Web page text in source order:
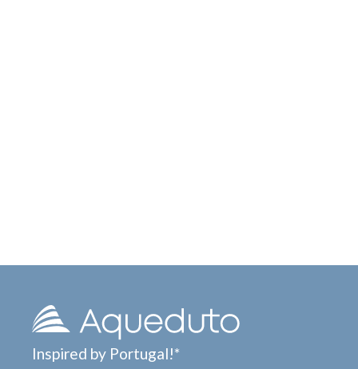
Inspired by Portugal!*